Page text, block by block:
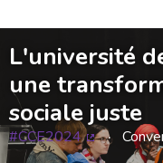
L'université
une
sociale juste
#CCE2024
(External